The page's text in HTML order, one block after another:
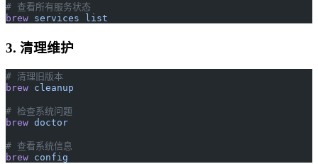
# 查看所有服务状态
brew services list
3. 清理维护
# 清理旧版本
brew cleanup
# 检查系统问题
brew doctor
# 查看系统信息
brew config